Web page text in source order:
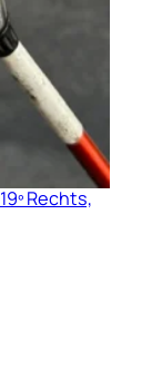
Rechts,